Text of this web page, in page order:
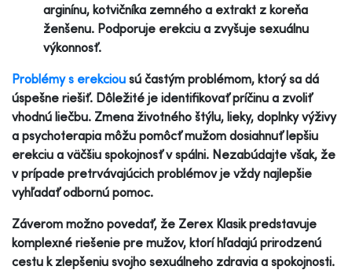
arginínu, kotvičníka zemného a extrakt z koreňa
ženšenu. Podporuje erekciu a zvyšuje sexuálnu
výkonnosť.
Problémy s erekciou sú častým problémom, ktorý sa dá
úspešne riešiť. Dôležité je identifikovať príčinu a zvoliť
vhodnú liečbu. Zmena životného štýlu, lieky, doplnky výživy
a psychoterapia môžu pomôcť mužom dosiahnuť lepšiu
erekciu a väčšiu spokojnosť v spálni. Nezabúdajte však, že
v prípade pretrvávajúcich problémov je vždy najlepšie
vyhľadať odbornú pomoc.
Záverom možno povedať, že Zerex Klasik predstavuje
komplexné riešenie pre mužov, ktorí hľadajú prirodzenú
cestu k zlepšeniu svojho sexuálneho zdravia a spokojnosti.